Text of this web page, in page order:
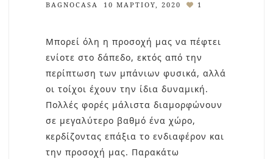
BAGNOCASA 10 ΜΑΡΤΊΟΥ, 2020 1
Μπορεί όλη η προσοχή μας να πέφτει
ενίοτε στο δάπεδο, εκτός από την
περίπτωση των μπάνιων φυσικά, αλλά
οι τοίχοι έχουν την ίδια δυναμική.
Πολλές φορές μάλιστα διαμορφώνουν
σε μεγαλύτερο βαθμό ένα χώρο,
κερδίζοντας επάξια το ενδιαφέρον και
την προσοχή μας. Παρακάτω